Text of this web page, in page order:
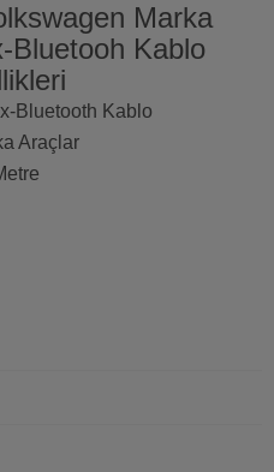
Marka
Bluetooh Kablo
Bluetooth Kablo
Araçlar